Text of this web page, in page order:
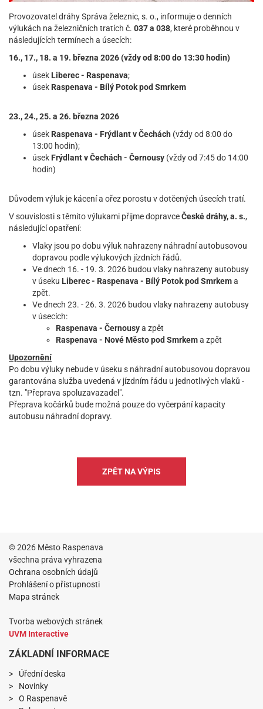
Provozovatel dráhy Správa železnic, s. o., informuje o denních
výlukách na železničních tratích č. 037 a 038, které proběhnou v
následujících termínech a úsecích:
16., 17., 18. a 19. března 2026 (vždy od 8:00 do 13:30 hodin)
úsek Liberec - Raspenava;
úsek Raspenava - Bílý Potok pod Smrkem
23., 24., 25. a 26. března 2026
úsek Raspenava - Frýdlant v Čechách (vždy od 8:00 do
13:00 hodin);
úsek Frýdlant v Čechách - Černousy (vždy od 7:45 do 14:00
hodin)
Důvodem výluk je kácení a ořez porostu v dotčených úsecích tratí.
V souvislosti s těmito výlukami přijme dopravceČeské dráhy, a. s.,
následující opatření:
Vlaky jsou po dobu výluk nahrazeny náhradní autobusovou
dopravou podle výlukových jízdních řádů.
Ve dnech 16. - 19. 3. 2026 budou vlaky nahrazeny autobusy
v úseku Liberec - Raspenava - Bílý Potok pod Smrkema
zpět.
Ve dnech 23. - 26. 3. 2026 budou vlaky nahrazeny autobusy
v úsecích:
Raspenava - Černousya zpět
Raspenava - Nové Město pod Smrkema zpět
Upozornění
Po dobu výluky nebude v úseku s náhradní autobusovou dopravou
garantována služba uvedená v jízdním řádu u jednotlivých vlaků -
tzn. "Přeprava spoluzavazadel".
Přeprava kočárků bude možná pouze do vyčerpání kapacity
autobusu náhradní dopravy.
ZPĚT NA VÝPIS
© 2026 Město Raspenava
všechna práva vyhrazena
Ochrana osobních údajů
Prohlášení o přístupnosti
Mapa stránek
Tvorba webových stránek
UVM Interactive
ZÁKLADNÍ INFORMACE
Úřední deska
Novinky
O Raspenavě